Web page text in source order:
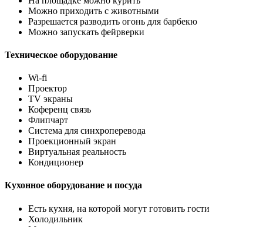
Можно приходить с животными
Разрешается разводить огонь для барбекю
Можно запускать фейрверки
Техническое оборудование
Wi-fi
Проектор
TV экраны
Коференц связь
Флипчарт
Система для синхроперевода
Проекционный экран
Виртуальная реальность
Кондиционер
Кухонное оборудование и посуда
Есть кухня, на которой могут готовить гости
Холодильник